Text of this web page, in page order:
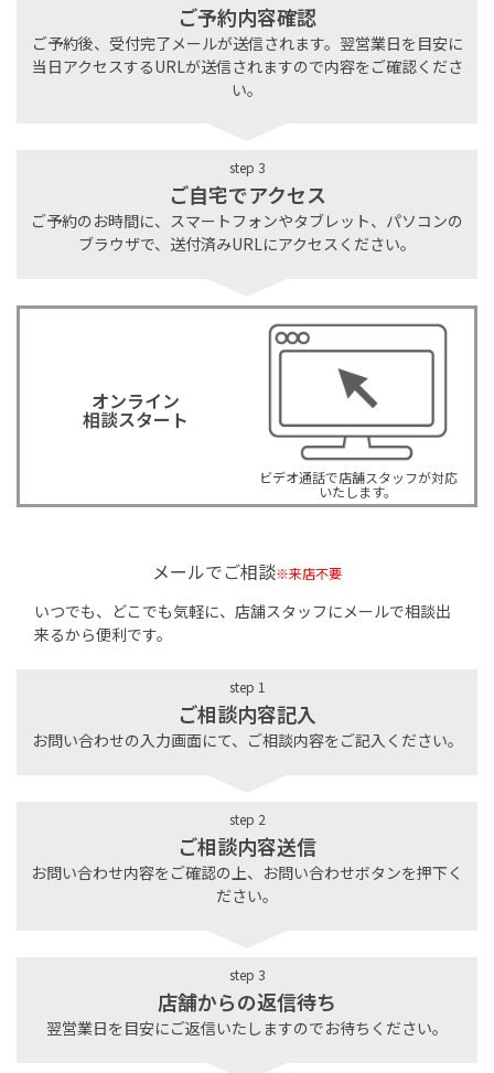
ご予約内容確認
ご予約後、受付完了メールが送信されます。翌営業日を目安に
当日アクセスするURLが送信されますので内容をご確認くださ
い。
step 3
ご自宅でアクセス
ご予約のお時間に、スマートフォンやタブレット、パソコンの
ブラウザで、送付済みURLにアクセスください。
オンライン
相談スタート
ビデオ通話で店舗スタッフが対応
いたします。
メールでご相談※来店不要
いつでも、どこでも気軽に、店舗スタッフにメールで相談出
来るから便利です。
step 1
ご相談内容記入
お問い合わせの入力画面にて、ご相談内容をご記入ください。
step 2
ご相談内容送信
お問い合わせ内容をご確認の上、お問い合わせボタンを押下く
ださい。
step 3
店舗からの返信待ち
翌営業日を目安にご返信いたしますのでお待ちください。